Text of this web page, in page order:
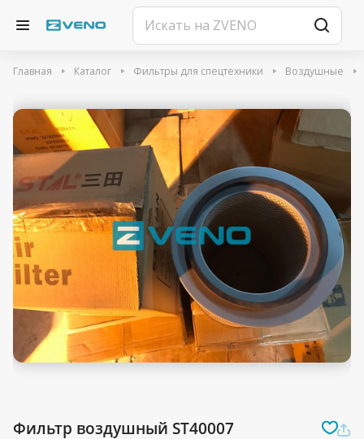
Главная Каталог Фильтры для спецтехники Воздушные
Фильтр воздушный ST40007